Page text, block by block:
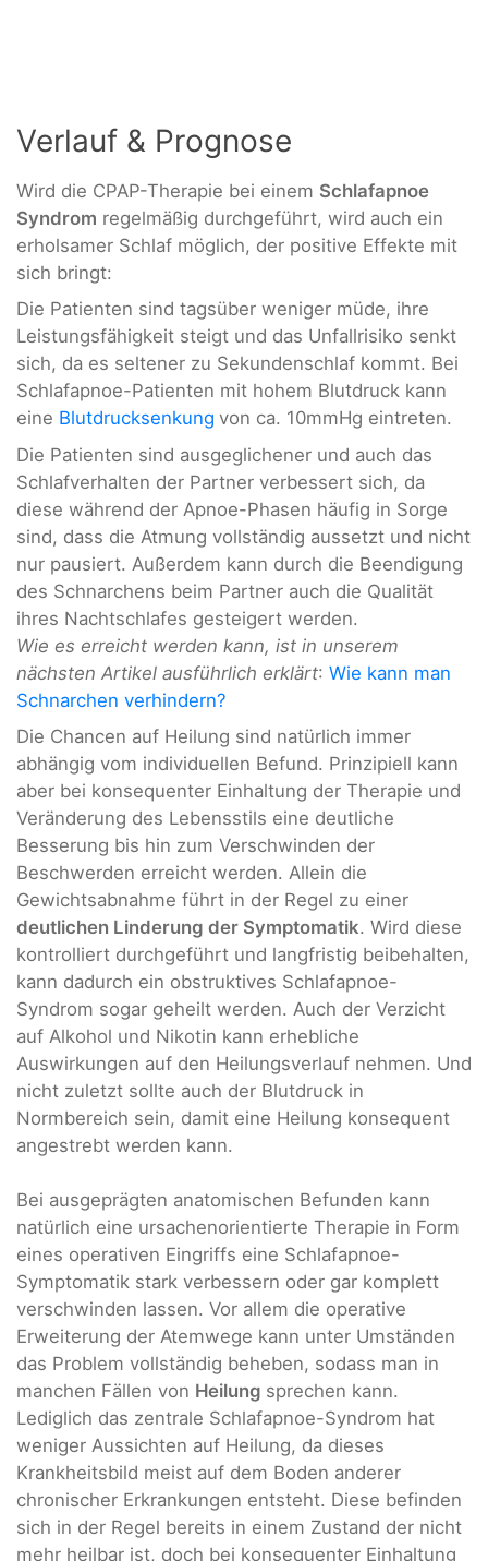
Verlauf & Prognose
Wird die CPAP-Therapie bei einem Schlafapnoe
Syndrom regelmäßig durchgeführt, wird auch ein
erholsamer Schlaf möglich, der positive Effekte mit
sich bringt:
Die Patienten sind tagsüber weniger müde, ihre
Leistungsfähigkeit steigt und das Unfallrisiko senkt
sich, da es seltener zu Sekundenschlaf kommt. Bei
Schlafapnoe-Patienten mit hohem Blutdruck kann
eine Blutdrucksenkung von ca. 10mmHg eintreten.
Die Patienten sind ausgeglichener und auch das
Schlafverhalten der Partner verbessert sich, da
diese während der Apnoe-Phasen häufig in Sorge
sind, dass die Atmung vollständig aussetzt und nicht
nur pausiert. Außerdem kann durch die Beendigung
des Schnarchens beim Partner auch die Qualität
ihres Nachtschlafes gesteigert werden.
Wie es erreicht werden kann, ist in unserem
nächsten Artikel ausführlich erklärt: Wie kann man
Schnarchen verhindern?
Die Chancen auf Heilung sind natürlich immer
abhängig vom individuellen Befund. Prinzipiell kann
aber bei konsequenter Einhaltung der Therapie und
Veränderung des Lebensstils eine deutliche
Besserung bis hin zum Verschwinden der
Beschwerden erreicht werden. Allein die
Gewichtsabnahme führt in der Regel zu einer
deutlichen Linderung der Symptomatik. Wird diese
kontrolliert durchgeführt und langfristig beibehalten,
kann dadurch ein obstruktives Schlafapnoe-
Syndrom sogar geheilt werden. Auch der Verzicht
auf Alkohol und Nikotin kann erhebliche
Auswirkungen auf den Heilungsverlauf nehmen. Und
nicht zuletzt sollte auch der Blutdruck in
Normbereich sein, damit eine Heilung konsequent
angestrebt werden kann.
Bei ausgeprägten anatomischen Befunden kann
natürlich eine ursachenorientierte Therapie in Form
eines operativen Eingriffs eine Schlafapnoe-
Symptomatik stark verbessern oder gar komplett
verschwinden lassen. Vor allem die operative
Erweiterung der Atemwege kann unter Umständen
das Problem vollständig beheben, sodass man in
manchen Fällen von Heilung sprechen kann.
Lediglich das zentrale Schlafapnoe-Syndrom hat
weniger Aussichten auf Heilung, da dieses
Krankheitsbild meist auf dem Boden anderer
chronischer Erkrankungen entsteht. Diese befinden
sich in der Regel bereits in einem Zustand der nicht
mehr heilbar ist, doch bei konsequenter Einhaltung